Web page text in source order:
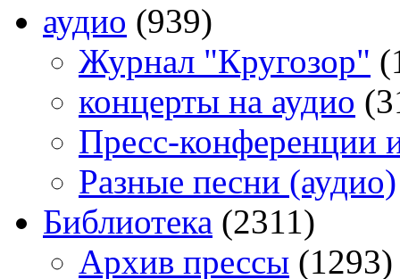
аудио (939)
Журнал "Кругозор"
концерты на аудио
Пресс-конференции
Разные песни (аудио)
Библиотека (2311)
Архив прессы (1293)